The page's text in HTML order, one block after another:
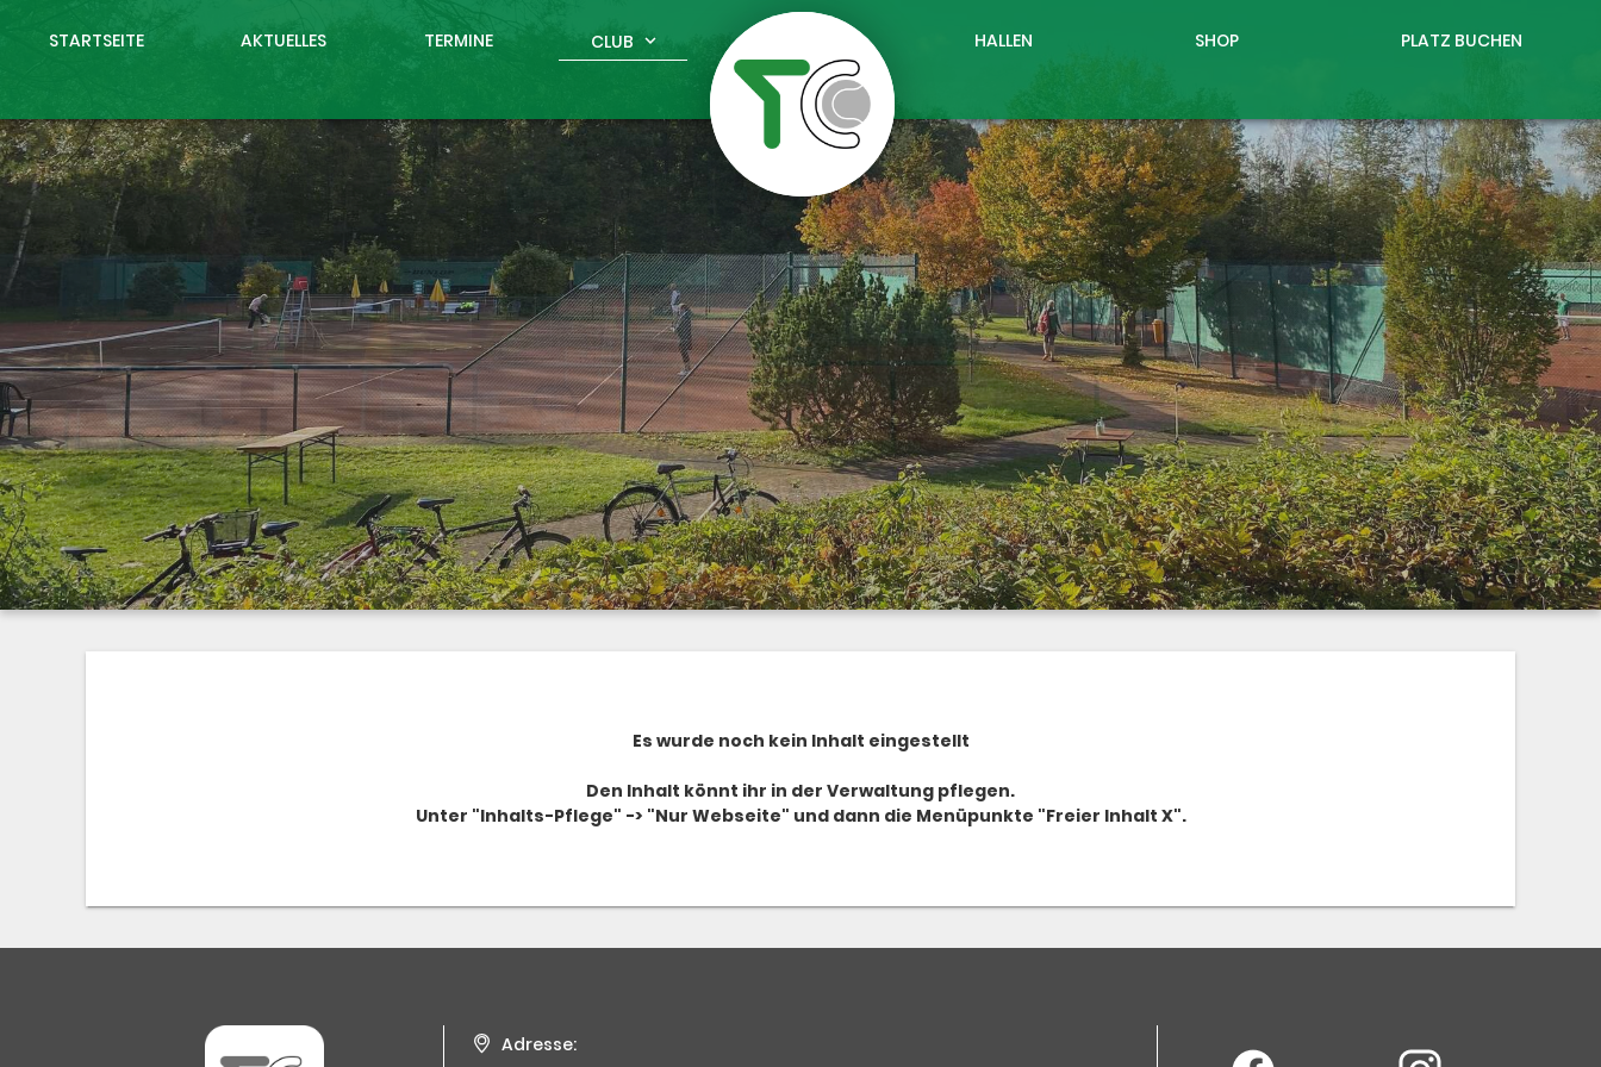
STARTSEITE AKTUELLES TERMINE CLUB expand_more HALLEN SHOP PLATZ BUCHEN
Es wurde noch kein Inhalt eingestellt
Den Inhalt könnt ihr in der Verwaltung pflegen.
Unter "Inhalts-Pflege" -> "Nur Webseite" und dann die Menüpunkte "Freier Inhalt X".
Adresse: